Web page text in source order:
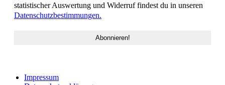
statistischer Auswertung und Widerruf findest du in unseren
Datenschutzbestimmungen.
Impressum